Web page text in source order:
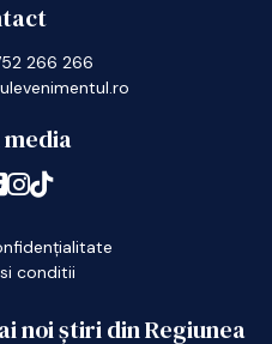
266 266
media
conditii
noi știri din Regiunea